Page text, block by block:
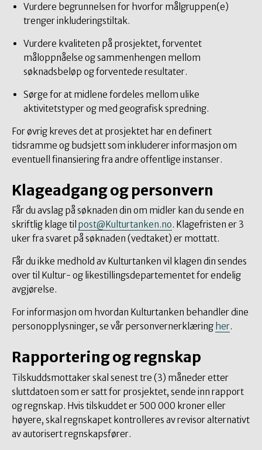
Vurdere begrunnelsen for hvorfor målgruppen(e)
trenger inkluderingstiltak.
Vurdere kvaliteten på prosjektet, forventet
måloppnåelse og sammenhengen mellom
søknadsbeløp og forventede resultater.
Sørge for at midlene fordeles mellom ulike
aktivitetstyper og med geografisk spredning.
For øvrig kreves det at prosjektet har en definert
tidsramme og budsjett som inkluderer informasjon om
eventuell finansiering fra andre offentlige instanser.
Klageadgangog personvern
Får du avslag på søknaden din om midler kan du sende en
skriftlig klage til post@Kulturtanken.no. Klagefristen er 3
uker fra svaret på søknaden (vedtaket) er mottatt.
Får du ikke medhold av Kulturtanken vil klagen din sendes
over til Kultur- og likestillingsdepartementet for endelig
avgjørelse.
For informasjon om hvordan Kulturtanken behandler dine
personopplysninger, se vår personvernerklæring her.
Rapportering og regnskap
Tilskuddsmottaker skal senest tre (3) måneder etter
sluttdatoen som er satt for prosjektet, sende inn rapport
og regnskap. Hvis tilskuddet er 500 000 kroner eller
høyere, skal regnskapet kontrolleres av revisor alternativt
av autorisert regnskapsfører.